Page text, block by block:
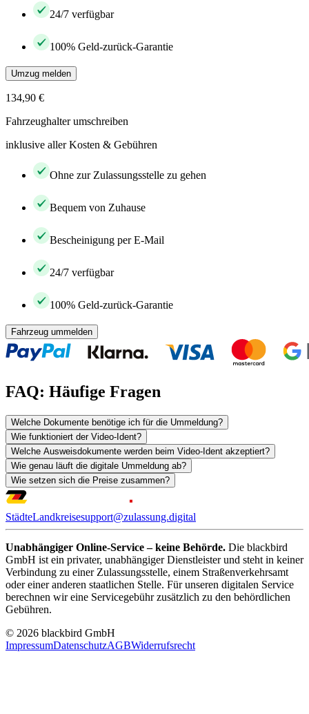
24/7 verfügbar
100% Geld-zurück-Garantie
Umzug melden
134,90 €
Fahrzeughalter umschreiben
inklusive aller Kosten & Gebühren
Ohne zur Zulassungsstelle zu gehen
Bequem von Zuhause
Bescheinigung per E-Mail
24/7 verfügbar
100% Geld-zurück-Garantie
Fahrzeug ummelden
FAQ: Häufige Fragen
Welche Dokumente benötige ich für die Ummeldung?
Wie funktioniert der Video-Ident?
Welche Ausweisdokumente werden beim Video-Ident akzeptiert?
Wie genau läuft die digitale Ummeldung ab?
Wie setzen sich die Preise zusammen?
StädteLandkreisesupport@zulassung.digital
Unabhängiger Online-Service – keine Behörde. Die blackbird
GmbH ist ein privater, unabhängiger Dienstleister und steht in keiner
Verbindung zu einer Zulassungsstelle, einem Straßenverkehrsamt
oder einer anderen staatlichen Stelle. Für unseren digitalen Service
berechnen wir eine Servicegebühr zusätzlich zu den behördlichen
Gebühren.
© 2026 blackbird GmbH
ImpressumDatenschutzAGBWiderrufsrecht